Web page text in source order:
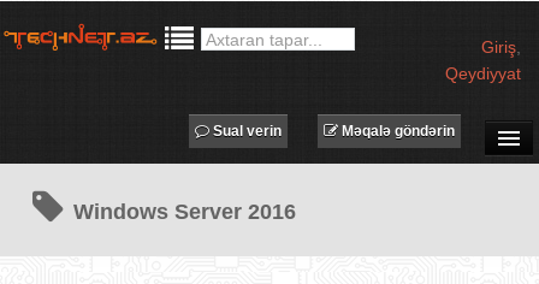
Giriş
Qeydiyyat
MƏQALƏLƏR
Məqalə göndərin
Sual verin
Windows Server 2016